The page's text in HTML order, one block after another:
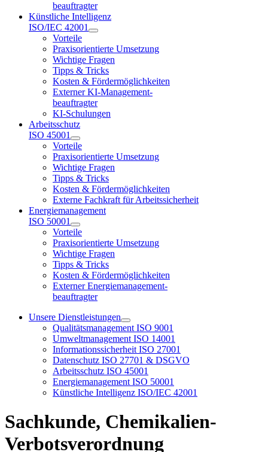
beauftragter
Künstliche Intelligenz
ISO/IEC 42001
Vorteile
Praxisorientierte Umsetzung
Wichtige Fragen
Tipps & Tricks
Kosten & Fördermöglichkeiten
Externer KI-Management-
beauftragter
KI-Schulungen
Arbeitsschutz
ISO 45001
Vorteile
Praxisorientierte Umsetzung
Wichtige Fragen
Tipps & Tricks
Kosten & Fördermöglichkeiten
Externe Fachkraft für Arbeitssicherheit
Energiemanagement
ISO 50001
Vorteile
Praxisorientierte Umsetzung
Wichtige Fragen
Tipps & Tricks
Kosten & Fördermöglichkeiten
Externer Energiemanagement-
beauftragter
Unsere Dienstleistungen
Qualitätsmanagement ISO 9001
Umweltmanagement ISO 14001
Informationssicherheit ISO 27001
Datenschutz ISO 27701 & DSGVO
Arbeitsschutz ISO 45001
Energiemanagement ISO 50001
Künstliche Intelligenz ISO/IEC 42001
Sachkunde, Chemikalien-
Verbotsverordnung